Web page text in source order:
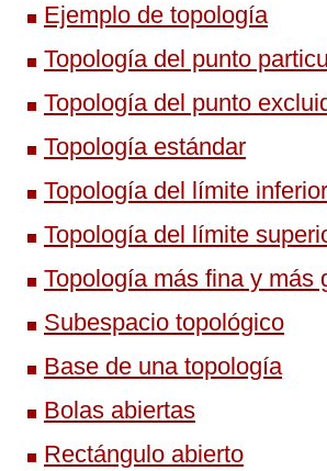
Ejemplo de topología
Topología del punto
Topología del punto
Topología estándar
Topología del límite inferior
Topología del límite
Topología más fina y más
Subespacio topológico
Base de una topología
Bolas abiertas
Rectángulo abierto